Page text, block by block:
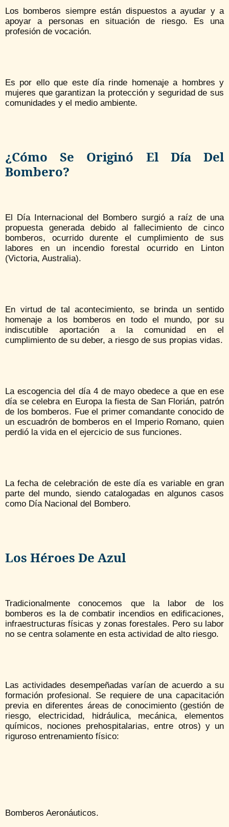
Los bomberos siempre están dispuestos a ayudar y a
apoyar a personas en situación de riesgo. Es una
profesión de vocación.
Es por ello que este día rinde homenaje a hombres y
mujeres que garantizan la protección y seguridad de sus
comunidades y el medio ambiente.
¿Cómo Se Originó El Día Del
Bombero?
El Día Internacional del Bombero surgió a raíz de una
propuesta generada debido al fallecimiento de cinco
bomberos, ocurrido durente el cumplimiento de sus
labores en un incendio forestal ocurrido en Linton
(Victoria, Australia).
En virtud de tal acontecimiento, se brinda un sentido
homenaje a los bomberos en todo el mundo, por su
indiscutible aportación a la comunidad en el
cumplimiento de su deber, a riesgo de sus propias vidas.
La escogencia del día 4 de mayo obedece a que en ese
día se celebra en Europa la fiesta de San Florián, patrón
de los bomberos. Fue el primer comandante conocido de
un escuadrón de bomberos en el Imperio Romano, quien
perdió la vida en el ejercicio de sus funciones.
La fecha de celebración de este día es variable en gran
parte del mundo, siendo catalogadas en algunos casos
como Día Nacional del Bombero.
Los Héroes De Azul
Tradicionalmente conocemos que la labor de los
bomberos es la de combatir incendios en edificaciones,
infraestructuras físicas y zonas forestales. Pero su labor
no se centra solamente en esta actividad de alto riesgo.
Las actividades desempeñadas varían de acuerdo a su
formación profesional. Se requiere de una capacitación
previa en diferentes áreas de conocimiento (gestión de
riesgo, electricidad, hidráulica, mecánica, elementos
químicos, nociones prehospitalarias, entre otros) y un
riguroso entrenamiento físico:
Bomberos Aeronáuticos.